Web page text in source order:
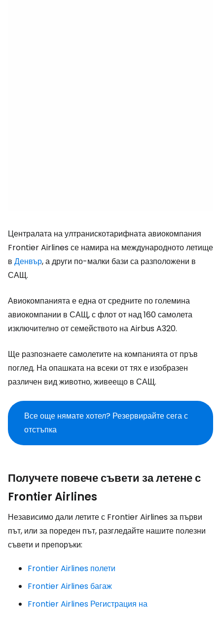
Централата на ултранискотарифната авиокомпания
Frontier Airlines се намира на международното летище
в Денвър, а други по-малки бази са разположени в
САЩ.
Авиокомпанията е една от средните по големина
авиокомпании в САЩ, с флот от над 160 самолета
изключително от семейството на Airbus A320.
Ще разпознаете самолетите на компанията от пръв
поглед. На опашката на всеки от тях е изобразен
различен вид животно, живеещо в САЩ.
Все още нямате хотел? Резервирайте сега с
отстъпка
Получете повече съвети за летене с
Frontier Airlines
Независимо дали летите с Frontier Airlines за първи
път, или за пореден път, разгледайте нашите полезни
съвети и препоръки:
Frontier Airlines полети
Frontier Airlines багаж
Frontier Airlines Регистрация на